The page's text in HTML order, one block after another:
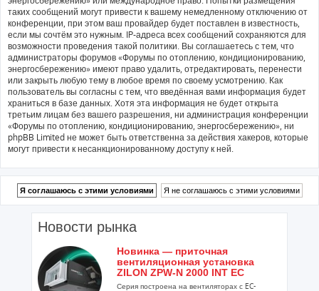
таких сообщений могут привести к вашему немедленному отключению от
конференции, при этом ваш провайдер будет поставлен в известность,
если мы сочтём это нужным. IP-адреса всех сообщений сохраняются для
возможности проведения такой политики. Вы соглашаетесь с тем, что
администраторы форумов «Форумы по отоплению, кондиционированию,
энергосбережению» имеют право удалить, отредактировать, перенести
или закрыть любую тему в любое время по своему усмотрению. Как
пользователь вы согласны с тем, что введённая вами информация будет
храниться в базе данных. Хотя эта информация не будет открыта
третьим лицам без вашего разрешения, ни администрация конференции
«Форумы по отоплению, кондиционированию, энергосбережению», ни
phpBB Limited не может быть ответственна за действия хакеров, которые
могут привести к несанкционированному доступу к ней.
Новости рынка
Новинка — приточная
вентиляционная установка
ZILON ZPW-N 2000 INT EC
Серия построена на вентиляторах с EC-